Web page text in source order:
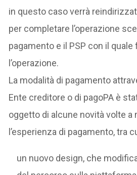
in questo caso verrà
per completare l’operazione
pagamento e il PSP con il quale
l’operazione.
La modalità di pagamento
Ente creditore o di pagoPA è
oggetto di alcune novità volte a
l’esperienza di pagamento, tra
un nuovo design, che